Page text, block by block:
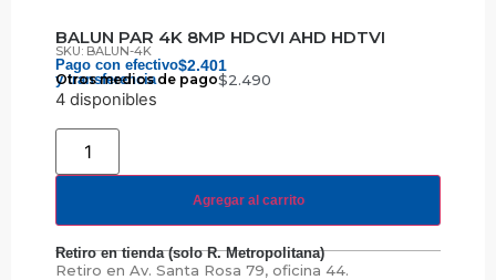
BALUN PAR 4K 8MP HDCVI AHD HDTVI
SKU: BALUN-4K
Pago con efectivo
y transferencia
$2.401
Otros medios de pago$2.490
4 disponibles
Agregar al carrito
Retiro en tienda (solo R. Metropolitana)
Retiro en Av. Santa Rosa 79, oficina 44.